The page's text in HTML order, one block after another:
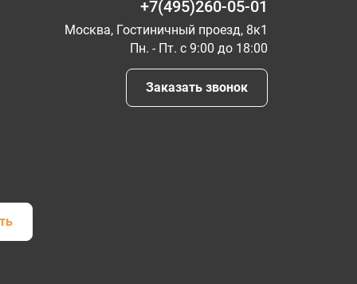
+7(495)260-05-01
Москва, Гостиничный проезд, 8к1
Пн. - Пт. с 9:00 до 18:00
Заказать звонок